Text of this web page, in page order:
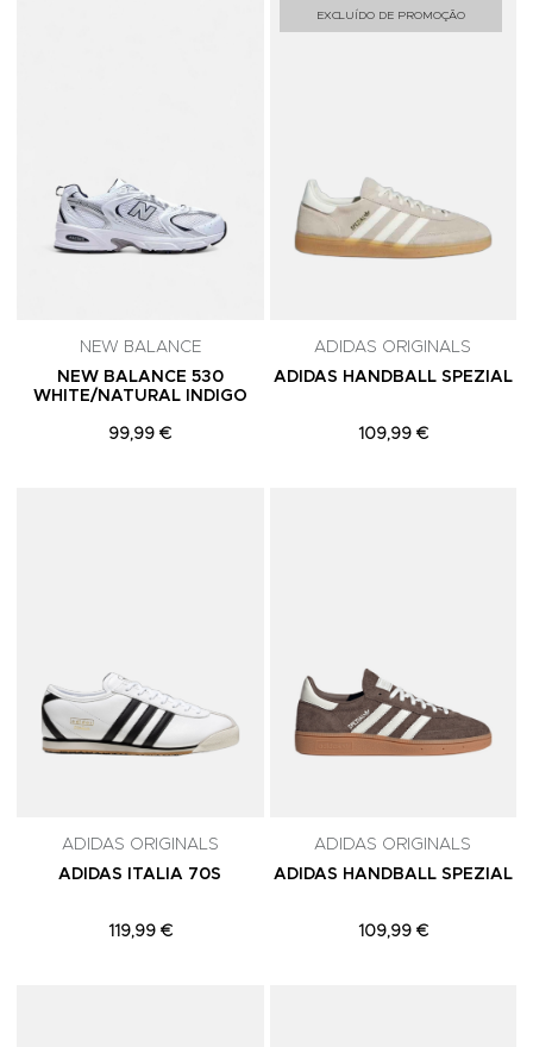
Adicionar aos Favoritos
NEW BALANCE
NEW BALANCE 530
WHITE/NATURAL INDIGO
99,99 €
EXCLUÍDO DE PROMOÇÃO
ADIDAS ORIGINALS
ADIDAS HANDBALL SPEZIAL
109,99 €
ADIDAS ORIGINALS
ADIDAS ITALIA 70S
119,99 €
ADIDAS ORIGINALS
ADIDAS HANDBALL SPEZIAL
109,99 €